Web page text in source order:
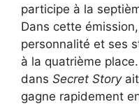
participe à la
Dans cette
personnalité et ses
à la quatrième
dans Secret Storyait
gagne rapidement